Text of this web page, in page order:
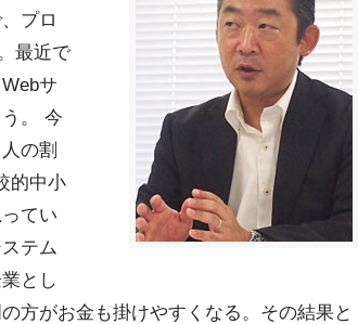
プロ
最近で
サ
。 今
の割
的中小
てい
テム
とし
方がお金も掛けやすくなる。その結果と